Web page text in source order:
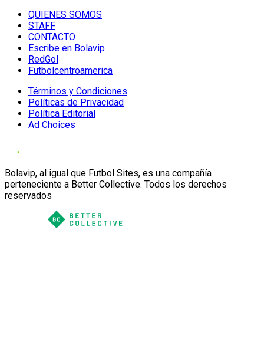
QUIENES SOMOS
STAFF
CONTACTO
Escribe en Bolavip
RedGol
Futbolcentroamerica
Términos y Condiciones
Políticas de Privacidad
Política Editorial
Ad Choices
Bolavip, al igual que Futbol Sites, es una compañía
perteneciente a Better Collective. Todos los derechos
reservados